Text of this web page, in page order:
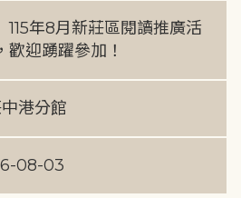
115年8月新莊區閱讀推廣活
歡迎踴躍參加！
港分館
08-03